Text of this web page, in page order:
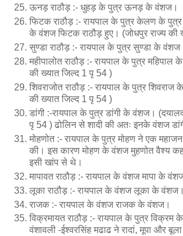
ऊनड़ राठौड़ :- धुहड़ के पुत्र ऊनड़ के वंशज।
फिटक राठौड़ :- रायपाल के पुत्र केलण के
के वंशज फिटक राठौड़ हुए। (जोधपुर राज्य की
सुण्डा राठौड़ :- रायपाल के पुत्र सुण्डा के
महीपालोत राठौड़ :- रायपाल के पुत्र
की ख्यात जिल्द 1 पृ 54 )
शिवराजोत राठौड़ :- रायपाल के पुत्र
की ख्यात जिल्द 1 पृ 54 )
डांगी :-रायपाल के पुत्र डांगी के वंशज।
पृ 54 ) ढोलिन से शादी की अतः इनके वंशज
मोहणोत :- रायपाल के पुत्र मोहण ने एक महाजन
की। इस कारण मोहण के वंशज मुहणोत वैश्य
इसी खांप से थे।
मापावत राठौड़ :- रायपाल के वंशज मापा के
लूका राठौड़ :- रायपाल के वंशज लूका के वंशज।
राजक :- रायपाल के वंशज राजक के वंशज।
विक्रमायत राठौड़ :- रायपाल के पुत्र विक्रम
वंशावली -ईश्वरसिंह मढाढ ने रादां, मूपा और